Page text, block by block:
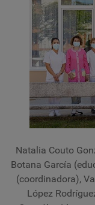
Natalia Couto
Botana García
(coordinadora),
López